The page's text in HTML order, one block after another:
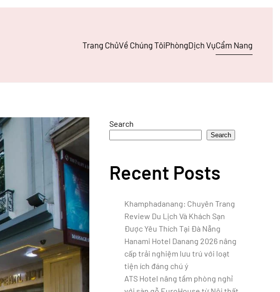
Trang ChủVề Chúng TôiPhòngDịch VụCẩm Nang
Search
Search
Recent Posts
Khamphadanang: Chuyên Trang
Review Du Lịch Và Khách Sạn
Được Yêu Thích Tại Đà Nẵng
Hanami Hotel Danang 2026 nâng
cấp trải nghiệm lưu trú với loạt
tiện ích đáng chú ý
ATS Hotel nâng tầm phòng nghỉ